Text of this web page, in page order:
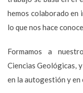
hemos colaborado en
lo que nos hace
Formamos a
Ciencias Geológicas, y
en la autogestión y en